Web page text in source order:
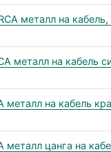
металл на
металл на кабель
металл на кабель
металл цанга на